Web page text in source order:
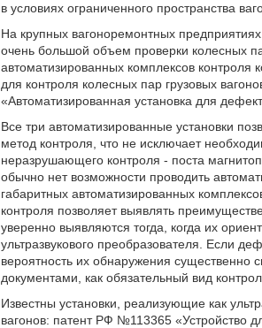
в условиях ограниченного пространства
На крупных вагоноремонтных
очень большой объем проверки колесных
автоматизированных комплексов
для контроля колесных пар грузовых
«Автоматизированная установка для
Все три автоматизированные установки
метод контроля, что не исключает
неразрушающего контроля - поста
обычно нет возможности проводить
габаритных автоматизированных
контроля позволяет выявлять
уверенно выявляются тогда, когда их
ультразвукового преобразователя. Если
вероятность их обнаружения существенно
документами, как обязательный вид
Известны установки, реализующие как
вагонов: патент РФ №113365 «Устройство